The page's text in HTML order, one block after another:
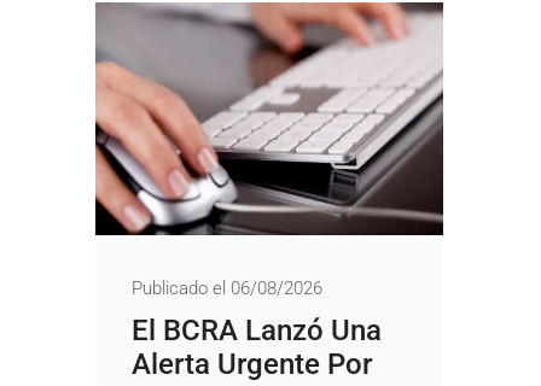
Publicado el 06/08/2026
El BCRA Lanzó Una
Alerta Urgente Por